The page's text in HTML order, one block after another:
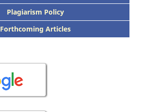
Plagiarism Policy
Forthcoming Articles